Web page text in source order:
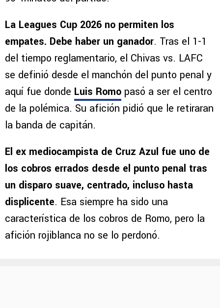
la banda y puso el 1-1 definitivo durante los
90′ minutos del partido.
La Leagues Cup 2026 no permiten los
empates. Debe haber un ganador . Tras el 1-1
del tiempo reglamentario, el Chivas vs. LAFC
se definió desde el manchón del punto penal y
de la polémica. Su afición pidió que le retiraran
la banda de capitán.
El ex mediocampista de Cruz Azul fue uno de
los cobros errados desde el punto penal tras
un disparo suave, centrado, incluso hasta